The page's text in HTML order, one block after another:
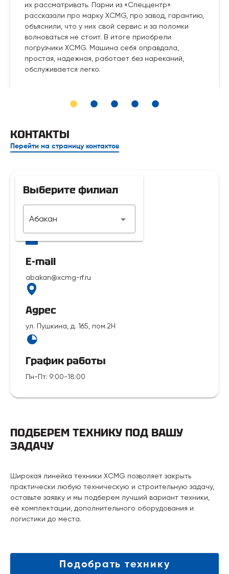
их рассматривать. Парни из «Спеццентр»
рассказали про марку XCMG, про завод, гарантию,
объяснили, что у них свой сервис и за поломки
волноваться не стоит. В итоге приобрели
погрузчики XCMG. Машина себя оправдала,
простая, надежная, работает без нареканий,
обслуживается легко.
КОНТАКТЫ
Перейти на страницу контактов
Выберите филиал
Абакан
Телефон
E-mail
abakan@xcmg-rf.ru
Адрес
ул. Пушкина, д. 165, пом.2Н
График работы
Пн-Пт: 9:00-18:00
ПОДБЕРЕМ ТЕХНИКУ ПОД ВАШУ
ЗАДАЧУ
Широкая линейка техники XCMG позволяет закрыть
практически любую техническую и строительную задачу,
оставьте заявку и мы подберем лучший вариант техники,
её комплектации, дополнительного оборудования и
логистики до места.
Подобрать технику